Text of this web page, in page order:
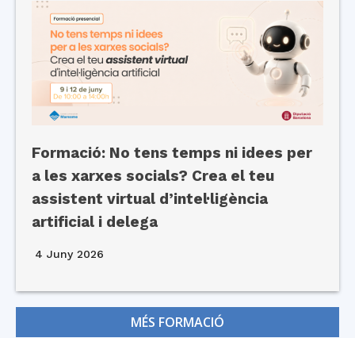
Formació: No tens temps ni idees per
a les xarxes socials? Crea el teu
assistent virtual d’intel·ligència
artificial i delega
4 Juny 2026
MÉS FORMACIÓ